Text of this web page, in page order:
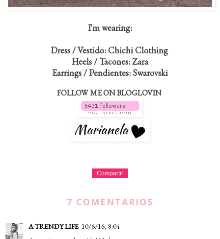
I'm wearing:
Dress / Vestido: Chichi Clothing
Heels / Tacones: Zara
Earrings / Pendientes: Swarovski
FOLLOW ME ON BLOGLOVIN
Compartir
7 COMENTARIOS
A TRENDY LIFE 10/6/16, 8:04